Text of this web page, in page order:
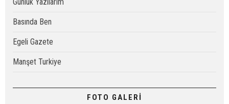
Basında Ben
Egeli Gazete
Manşet Turkiye
FOTO GALERİ